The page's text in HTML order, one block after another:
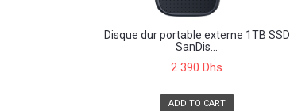
Disque dur portable externe 1TB SSD
SanDis...
2 390 Dhs
ADD TO CART